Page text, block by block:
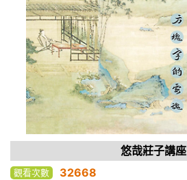
悠哉莊子講座
觀看次數 32668